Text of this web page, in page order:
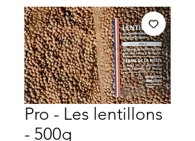
Pro - Les lentillons
- 500g